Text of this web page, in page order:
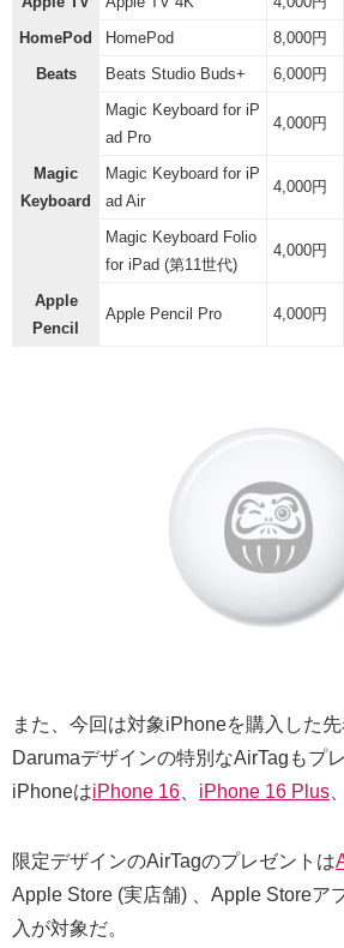
HomePod
HomePod 8,000円
Beats
Beats Studio Buds+ 6,000円
Magic
Keyboard
Magic Keyboard for iP
ad Pro
4,000円
Magic Keyboard for iP
ad Air
4,000円
Magic Keyboard Folio
for iPad (第11世代)
4,000円
Apple
Pencil
Apple Pencil Pro 4,000円
また、今回は対象iPhoneを購入した先
Darumaデザインの特別なAirTagもプ
iPhoneはiPhone 16 iPhone 16 Plus
限定デザインのAirTagのプレゼントは
Apple Store (実店舗) 、Apple Storeア
入が対象だ。